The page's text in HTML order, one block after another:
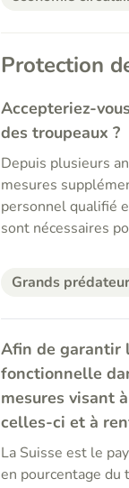
Protection
Accepteriez-
des troupeaux ?
Depuis plusieurs
mesures
personnel qualifié
sont nécessaires
Grands
Afin de garantir
fonctionnelle
mesures visant
celles-ci et à
La Suisse est le
en pourcentage